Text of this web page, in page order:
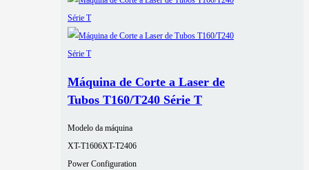
Máquina de Corte a Laser de
Tubos T160/T240 Série T
Modelo da máquina
XT-T1606XT-T2406
Power Configuration